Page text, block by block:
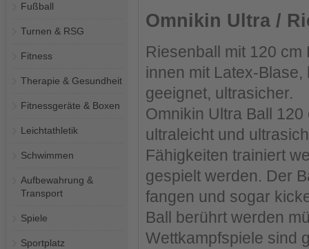
Fußball
Turnen & RSG
Fitness
Therapie & Gesundheit
Fitnessgeräte & Boxen
Leichtathletik
Schwimmen
Aufbewahrung &
Transport
Spiele
Sportplatz
Omnikin Ultra /
Riesenball mit 120
innen mit Latex-
geeignet, ultrasicher.
Omnikin Ultra Ball
ultraleicht und
Fähigkeiten trainiert
gespielt werden. Der
fangen und sogar
Ball berührt werden
Wettkampfspiele sind